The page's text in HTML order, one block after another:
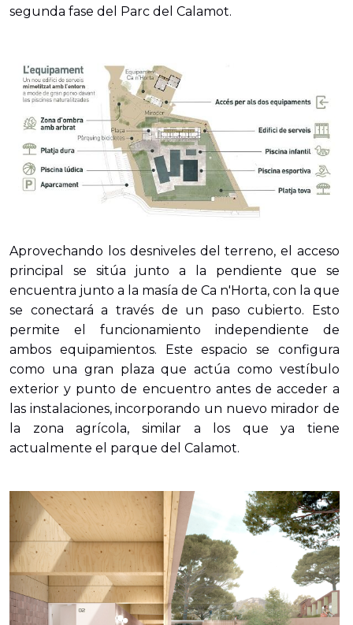
segunda fase del Parc del Calamot.
Aprovechando los desniveles del terreno, el acceso
principal se sitúa junto a la pendiente que se
encuentra junto a la masía de Ca n'Horta, con la que
se conectará a través de un paso cubierto. Esto
permite el funcionamiento independiente de
ambos equipamientos. Este espacio se configura
como una gran plaza que actúa como vestíbulo
exterior y punto de encuentro antes de acceder a
las instalaciones, incorporando un nuevo mirador de
la zona agrícola, similar a los que ya tiene
actualmente el parque del Calamot.